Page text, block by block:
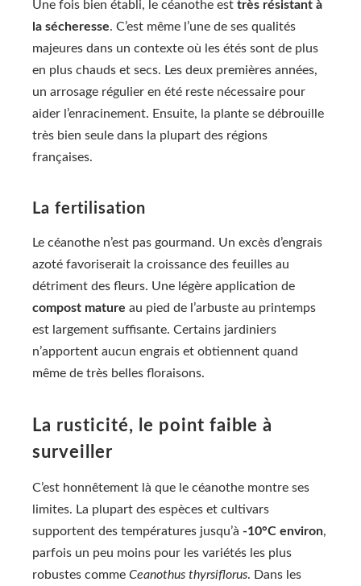
Une fois bien établi, le céanothe est très résistant à
la sécheresse. C’est même l’une de ses qualités
majeures dans un contexte où les étés sont de plus
en plus chauds et secs. Les deux premières années,
un arrosage régulier en été reste nécessaire pour
aider l’enracinement. Ensuite, la plante se débrouille
très bien seule dans la plupart des régions
françaises.
La fertilisation
Le céanothe n’est pas gourmand. Un excès d’engrais
azoté favoriserait la croissance des feuilles au
détriment des fleurs. Une légère application de
compost mature au pied de l’arbuste au printemps
est largement suffisante. Certains jardiniers
n’apportent aucun engrais et obtiennent quand
même de très belles floraisons.
La rusticité, le point faible à
surveiller
C’est honnêtement là que le céanothe montre ses
limites. La plupart des espèces et cultivars
supportent des températures jusqu’à -10°C environ,
parfois un peu moins pour les variétés les plus
robustes comme Ceanothus thyrsiflorus. Dans les